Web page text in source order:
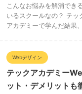
こんなお悩みを解消でき
いるスクールなの？ テッ
アカデミーで学んだ結果
Webデザイン
テックアカデミー
ット・デメリットも